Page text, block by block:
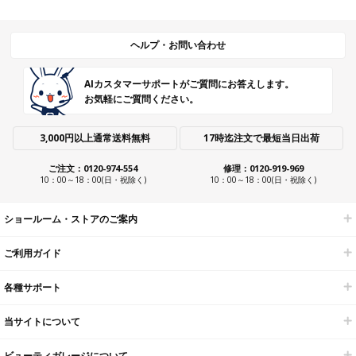
ヘルプ・お問い合わせ
AIカスタマーサポートがご質問にお答えします。
お気軽にご質問ください。
3,000円以上通常送料無料 17時迄注文で最短当日出荷
ご注文：0120-974-554
10：00～18：00(日・祝除く)
修理：0120-919-969
10：00～18：00(日・祝除く)
ショールーム・ストアのご案内
ご利用ガイド
各種サポート
当サイトについて